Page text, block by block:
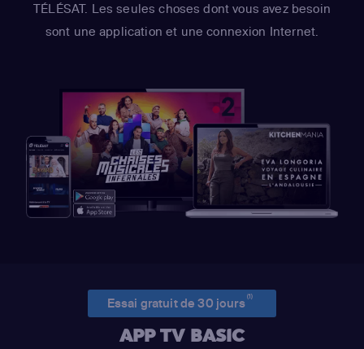
TÉLÉSAT. Les seules choses dont vous avez besoin
sont une application et une connexion Internet.
Essai gratuit de 30 jours(1)
APP TV BASIC